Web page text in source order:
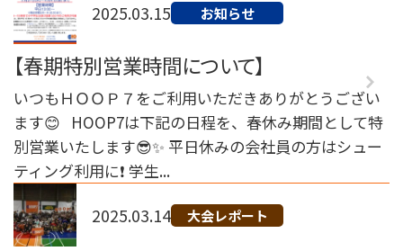
2025.03.15 お知らせ
【春期特別営業時間について】
いつもＨＯＯＰ７をご利用いただきありがとうござい
ます😊 HOOP7は下記の日程を、春休み期間として特
別営業いたします😎✨ 平日休みの会社員の方はシュー
ティング利用に❗️ 学生...
2025.03.14 大会レポート